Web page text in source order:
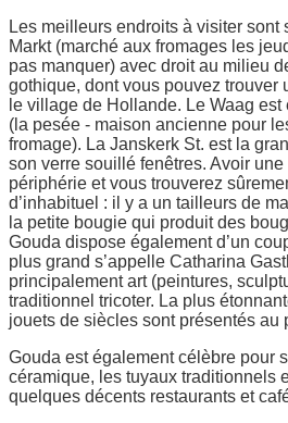
Les meilleurs endroits à visiter sont
Markt (marché aux fromages les
pas manquer) avec droit au milieu
gothique, dont vous pouvez trouver
le village de Hollande. Le Waag est
(la pesée - maison ancienne pour
fromage). La Janskerk St. est la
son verre souillé fenêtres. Avoir
périphérie et vous trouverez
d’inhabituel : il y a un tailleurs de
la petite bougie qui produit des
Gouda dispose également d’un
plus grand s’appelle Catharina
principalement art (peintures,
traditionnel tricoter. La plus
jouets de siècles sont présentés au
Gouda est également célèbre pour
céramique, les tuyaux traditionnels
quelques décents restaurants et